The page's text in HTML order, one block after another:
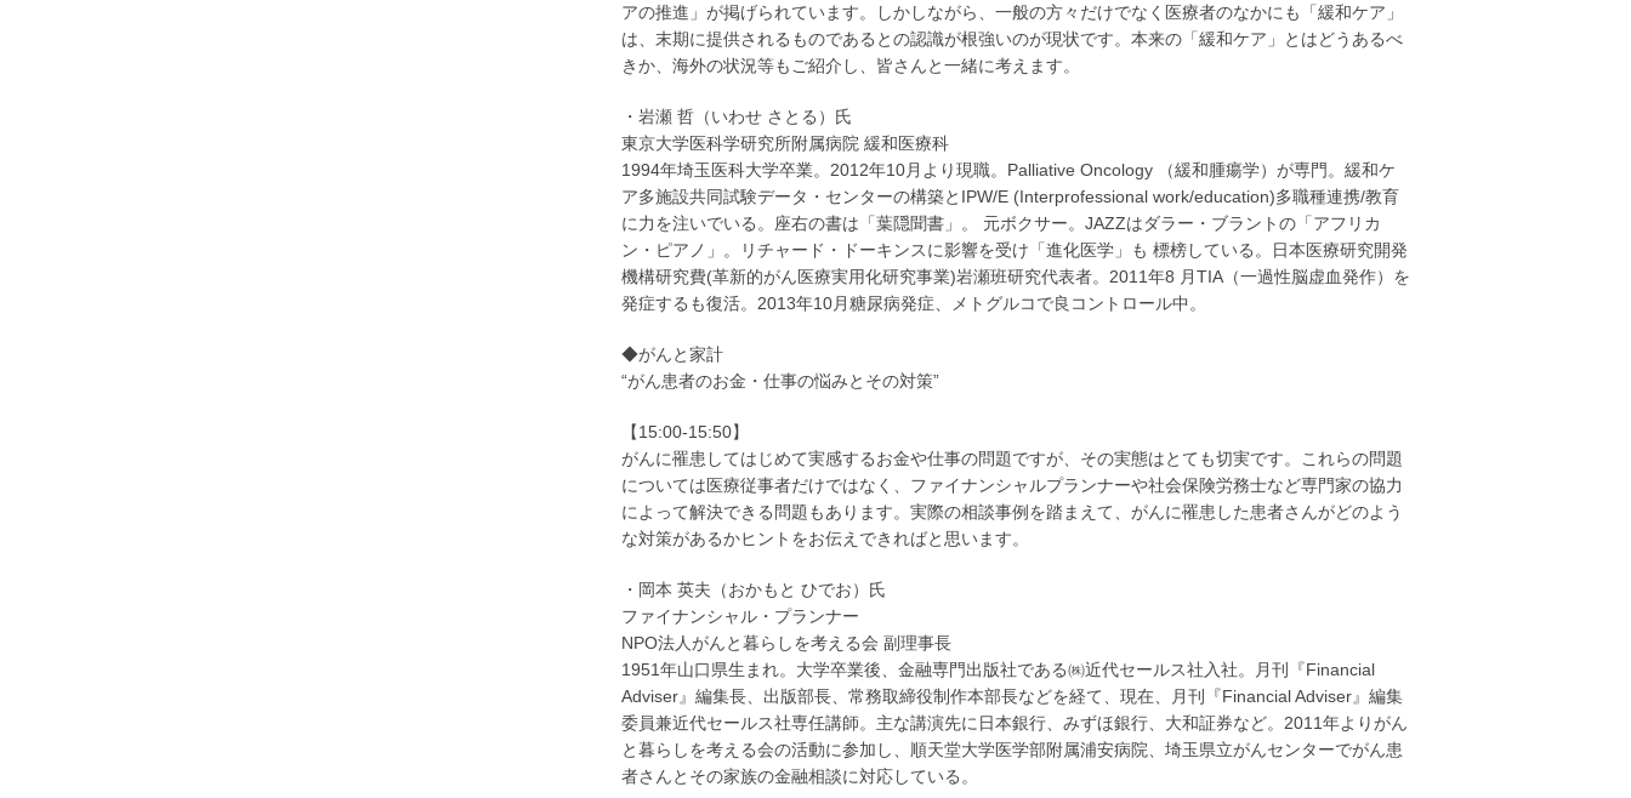
アの推進」が掲げられています。しかしながら、一般の方々だけでなく医療者のなかにも「緩和ケア」
は、末期に提供されるものであるとの認識が根強いのが現状です。本来の「緩和ケア」とはどうあるべ
きか、海外の状況等もご紹介し、皆さんと一緒に考えます。
・岩瀬 哲（いわせ さとる）氏
東京大学医科学研究所附属病院 緩和医療科
1994年埼玉医科大学卒業。2012年10月より現職。Palliative Oncology （緩和腫瘍学）が専門。緩和ケ
ア多施設共同試験データ・センターの構築とIPW/E (Interprofessional work/education)多職種連携/教育
に力を注いでいる。座右の書は「葉隠聞書」。 元ボクサー。JAZZはダラー・ブラントの「アフリカ
ン・ピアノ」。リチャード・ドーキンスに影響を受け「進化医学」も 標榜している。日本医療研究開発
機構研究費(革新的がん医療実用化研究事業)岩瀬班研究代表者。2011年8 月TIA（一過性脳虚血発作）を
発症するも復活。2013年10月糖尿病発症、メトグルコで良コントロール中。
◆がんと家計
“がん患者のお金・仕事の悩みとその対策”
【15:00-15:50】
がんに罹患してはじめて実感するお金や仕事の問題ですが、その実態はとても切実です。これらの問題
については医療従事者だけではなく、ファイナンシャルプランナーや社会保険労務士など専門家の協力
によって解決できる問題もあります。実際の相談事例を踏まえて、がんに罹患した患者さんがどのよう
な対策があるかヒントをお伝えできればと思います。
・岡本 英夫（おかもと ひでお）氏
ファイナンシャル・プランナー
NPO法人がんと暮らしを考える会 副理事長
1951年山口県生まれ。大学卒業後、金融専門出版社である㈱近代セールス社入社。月刊『Financial
Adviser』編集長、出版部長、常務取締役制作本部長などを経て、現在、月刊『Financial Adviser』編集
委員兼近代セールス社専任講師。主な講演先に日本銀行、みずほ銀行、大和証券など。2011年よりがん
と暮らしを考える会の活動に参加し、順天堂大学医学部附属浦安病院、埼玉県立がんセンターでがん患
者さんとその家族の金融相談に対応している。